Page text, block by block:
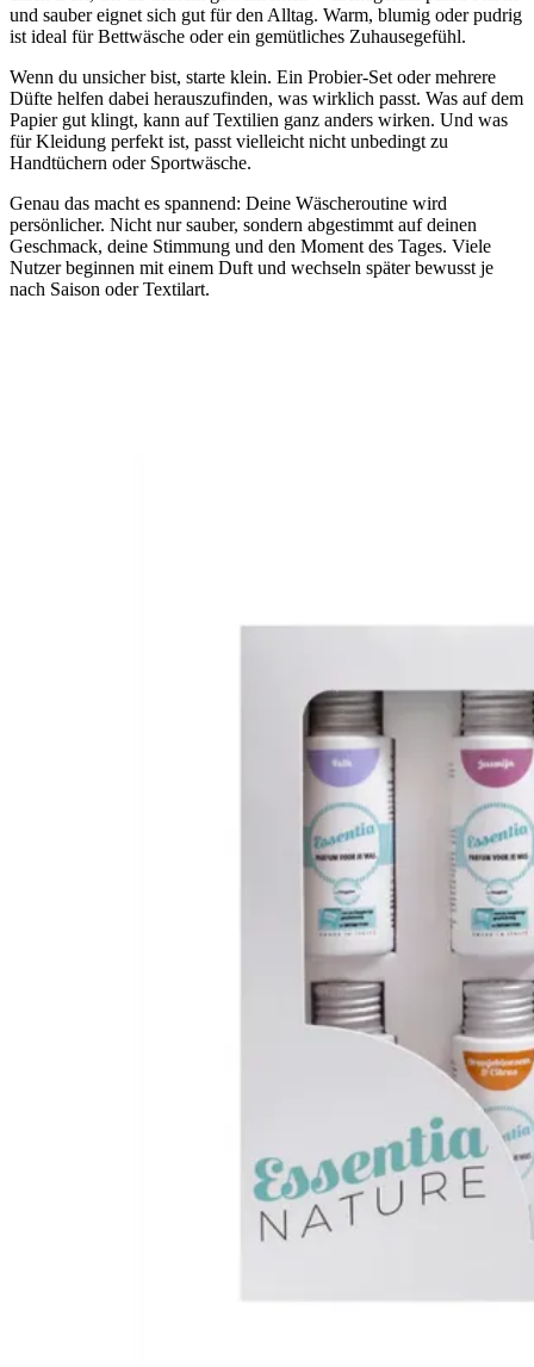
und sauber eignet sich gut für den Alltag. Warm, blumig oder pudrig
ist ideal für Bettwäsche oder ein gemütliches Zuhausegefühl.
Wenn du unsicher bist, starte klein. Ein Probier-Set oder mehrere
Düfte helfen dabei herauszufinden, was wirklich passt. Was auf dem
Papier gut klingt, kann auf Textilien ganz anders wirken. Und was
für Kleidung perfekt ist, passt vielleicht nicht unbedingt zu
Handtüchern oder Sportwäsche.
Genau das macht es spannend: Deine Wäscheroutine wird
persönlicher. Nicht nur sauber, sondern abgestimmt auf deinen
Geschmack, deine Stimmung und den Moment des Tages. Viele
Nutzer beginnen mit einem Duft und wechseln später bewusst je
nach Saison oder Textilart.